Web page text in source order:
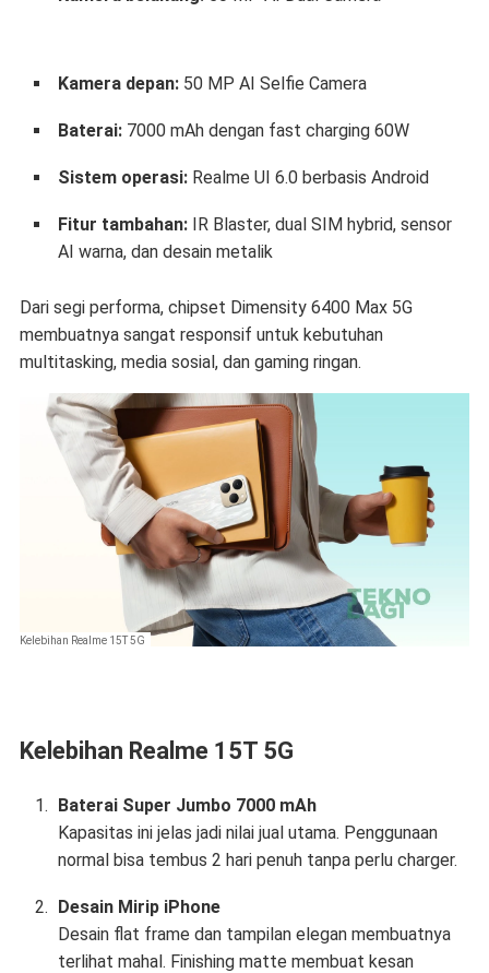
Kamera depan:50 MP AI Selfie Camera
Baterai:7000 mAh dengan fast charging 60W
Sistem operasi:Realme UI 6.0 berbasis Android
Fitur tambahan:IR Blaster, dual SIM hybrid, sensor
AI warna, dan desain metalik
Dari segi performa, chipset Dimensity 6400 Max 5G
membuatnya sangat responsif untuk kebutuhan
multitasking, media sosial, dan gaming ringan.
Kelebihan Realme 15T 5G
Kelebihan Realme 15T 5G
Baterai Super Jumbo 7000 mAh
Kapasitas ini jelas jadi nilai jual utama. Penggunaan
normal bisa tembus 2 hari penuh tanpa perlu charger.
Desain Mirip iPhone
Desain flat frame dan tampilan elegan membuatnya
terlihat mahal. Finishing matte membuat kesan